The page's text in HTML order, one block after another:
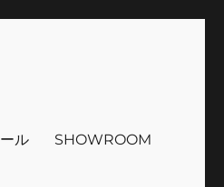
ル SHOWROOM